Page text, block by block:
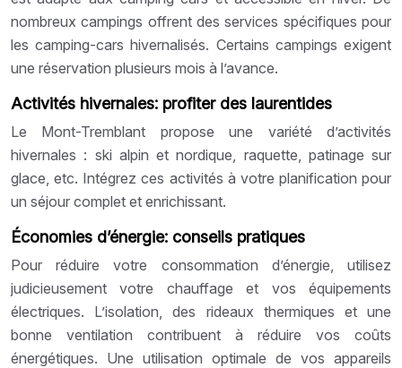
nombreux campings offrent des services spécifiques pour
les camping-cars hivernalisés. Certains campings exigent
une réservation plusieurs mois à l’avance.
Activités hivernales: profiter des laurentides
Le Mont-Tremblant propose une variété d’activités
hivernales : ski alpin et nordique, raquette, patinage sur
glace, etc. Intégrez ces activités à votre planification pour
un séjour complet et enrichissant.
Économies d’énergie: conseils pratiques
Pour réduire votre consommation d’énergie, utilisez
judicieusement votre chauffage et vos équipements
électriques. L’isolation, des rideaux thermiques et une
bonne ventilation contribuent à réduire vos coûts
énergétiques. Une utilisation optimale de vos appareils